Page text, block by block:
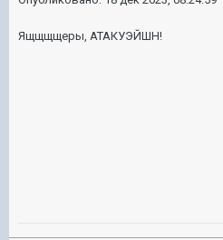
Ящщщщеры, АТАКУЭЙШН!